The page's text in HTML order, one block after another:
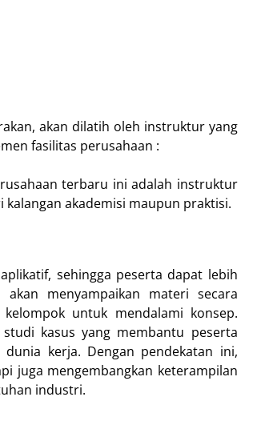
akan dilatih oleh instruktur yang
fasilitas perusahaan :
terbaru ini adalah instruktur
akademisi maupun praktisi.
sehingga peserta dapat lebih
menyampaikan materi secara
untuk mendalami konsep.
kasus yang membantu peserta
kerja. Dengan pendekatan ini,
juga mengembangkan keterampilan
industri.